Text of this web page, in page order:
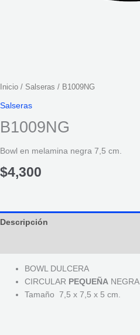
Inicio / Salseras / B1009NG
Salseras
B1009NG
Bowl en melamina negra 7,5 cm.
$4,300
Descripción
BOWL DULCERA
CIRCULAR PEQUEÑA NEGRA
Tamaño 7,5 x 7,5 x 5 cm.